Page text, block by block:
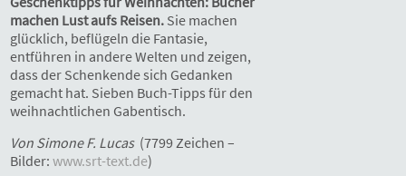
machen Lust aufs Reisen. Sie machen
glücklich, beflügeln die Fantasie,
entführen in andere Welten und zeigen,
dass der Schenkende sich Gedanken
gemacht hat. Sieben Buch-Tipps für den
weihnachtlichen Gabentisch.
Von Simone F. Lucas (7799 Zeichen –
Bilder: www.srt-text.de)